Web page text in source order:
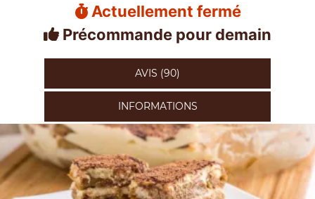
Actuellement fermé
Précommande pour demain
AVIS (90)
INFORMATIONS